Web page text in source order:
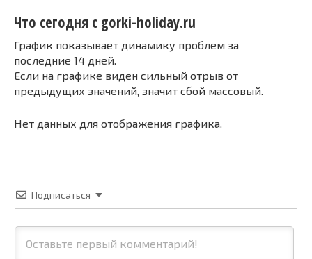
Что сегодня с gorki-holiday.ru
График показывает динамику проблем за
последние 14 дней.
Если на графике виден сильный отрыв от
предыдущих значений, значит сбой массовый.
Нет данных для отображения графика.
Подписаться